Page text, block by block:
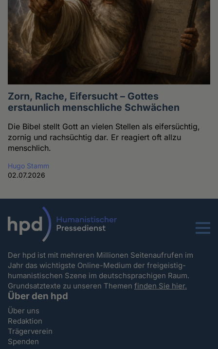
Zorn, Rache, Eifersucht – Gottes
erstaunlich menschliche Schwächen
Die Bibel stellt Gott an vielen Stellen als eifersüchtig,
zornig und rachsüchtig dar. Er reagiert oft allzu
menschlich.
Hugo Stamm
02.07.2026
Menu
Der hpd ist mit mehreren Millionen Seitenaufrufen im
Jahr das wichtigste Online-Medium der freigeistig-
humanistischen Szene im deutschsprachigen Raum.
Grundsatztexte zu unseren Themenfinden Sie hier.
Über den hpd
Über uns
Redaktion
Trägerverein
Spenden